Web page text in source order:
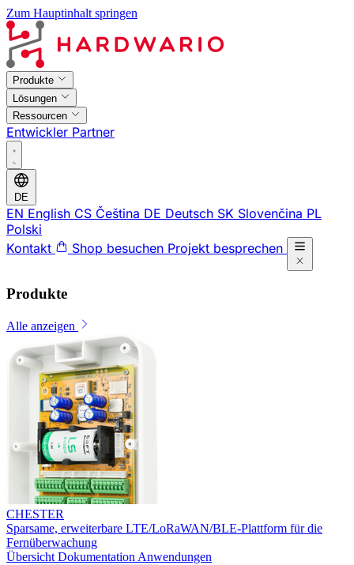
Zum Hauptinhalt springen
Produkte
Lösungen
Ressourcen
Entwickler Partner
DE
EN English CS Čeština DE Deutsch SK Slovenčina PL
Polski
Kontakt
Shop besuchen Projekt besprechen
Produkte
Alle anzeigen
CHESTER
Sparsame, erweiterbare LTE/LoRaWAN/BLE-Plattform für die
Fernüberwachung
Übersicht Dokumentation Anwendungen